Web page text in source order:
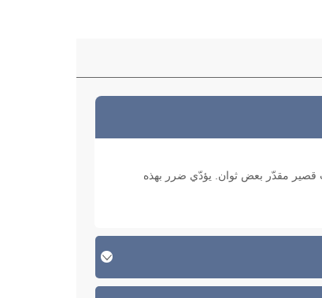
قليلة (7±2 عناصر) خلال وقت قصير مقدّر بعض ثوان. يؤدّي ضرر بهذه